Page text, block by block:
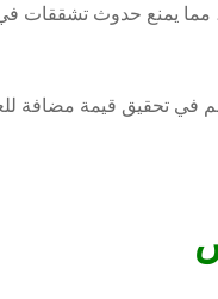
مما يمنع حدوث تشققات
في تحقيق قيمة مضافة